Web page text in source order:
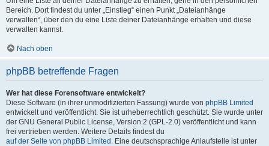
Bereich. Dort findest du unter „Einstieg“ einen Punkt „Dateianhänge
verwalten“, über den du eine Liste deiner Dateianhänge erhalten und diese
verwalten kannst.
Nach oben
phpBB betreffende Fragen
Wer hat diese Forensoftware entwickelt?
Diese Software (in ihrer unmodifizierten Fassung) wurde von phpBB Limited
entwickelt und veröffentlicht. Sie ist urheberrechtlich geschützt. Sie wurde unter
der GNU General Public License, Version 2 (GPL-2.0) veröffentlicht und kann
frei vertrieben werden. Weitere Details findest du
auf der Seite von phpBB Limited . Eine deutschsprachige Anlaufstelle ist unter